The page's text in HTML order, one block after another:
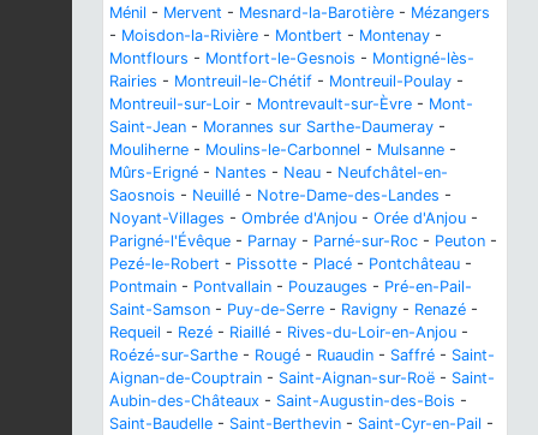
Ménil - Mervent - Mesnard-la-Barotière - Mézangers
- Moisdon-la-Rivière - Montbert - Montenay -
Montflours - Montfort-le-Gesnois - Montigné-lès-
Rairies - Montreuil-le-Chétif - Montreuil-Poulay -
Montreuil-sur-Loir - Montrevault-sur-Èvre - Mont-
Saint-Jean - Morannes sur Sarthe-Daumeray -
Mouliherne - Moulins-le-Carbonnel - Mulsanne -
Mûrs-Erigné - Nantes - Neau - Neufchâtel-en-
Saosnois - Neuillé - Notre-Dame-des-Landes -
Noyant-Villages - Ombrée d'Anjou - Orée d'Anjou -
Parigné-l'Évêque - Parnay - Parné-sur-Roc - Peuton -
Pezé-le-Robert - Pissotte - Placé - Pontchâteau -
Pontmain - Pontvallain - Pouzauges - Pré-en-Pail-
Saint-Samson - Puy-de-Serre - Ravigny - Renazé -
Requeil - Rezé - Riaillé - Rives-du-Loir-en-Anjou -
Roézé-sur-Sarthe - Rougé - Ruaudin - Saffré - Saint-
Aignan-de-Couptrain - Saint-Aignan-sur-Roë - Saint-
Aubin-des-Châteaux - Saint-Augustin-des-Bois -
Saint-Baudelle - Saint-Berthevin - Saint-Cyr-en-Pail -